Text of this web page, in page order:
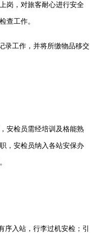
岗，对旅客耐心进行安全
查工作。
录工作，并将所缴物品移交
安检员需经培训及格能熟
，安检员纳入各站安保办
序入站，行李过机安检；引